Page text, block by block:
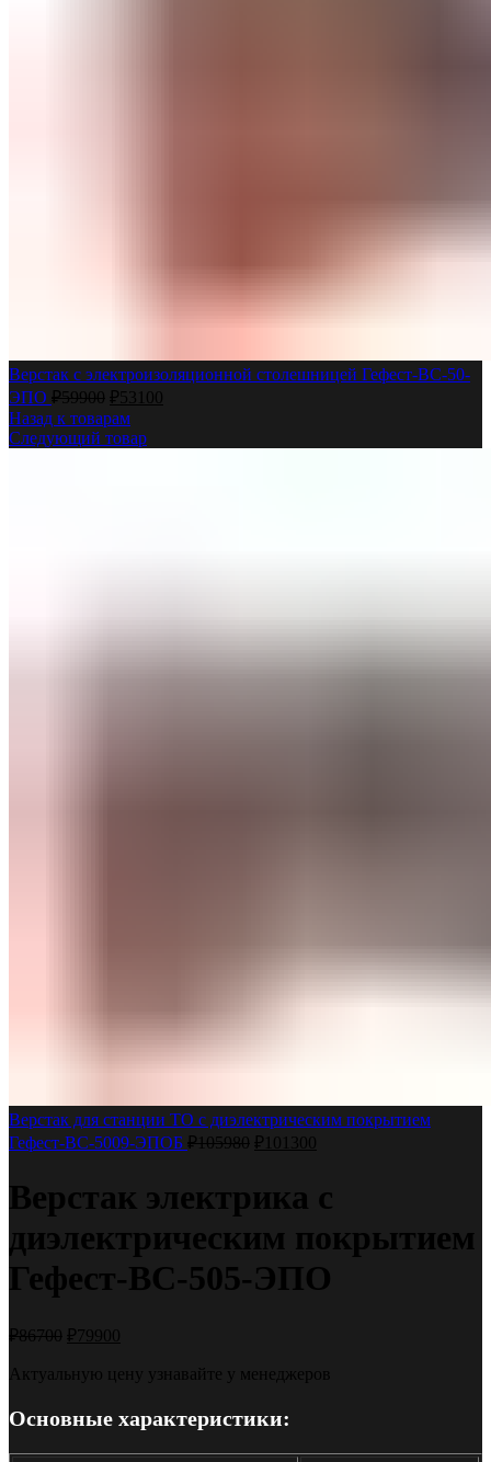
Верстак с электроизоляционной столешницей Гефест-ВС-50-
ЭПО ₽59900 ₽53100
Назад к товарам
Следующий товар
Верстак для станции ТО с диэлектрическим покрытием
Гефест-ВС-5009-ЭПОБ ₽105980 ₽ 101300
Верстак электрика с
диэлектрическим покрытием
Гефест-ВС-505-ЭПО
₽86700 ₽79900
Актуальную цену узнавайте у менеджеров
Основные характеристики: